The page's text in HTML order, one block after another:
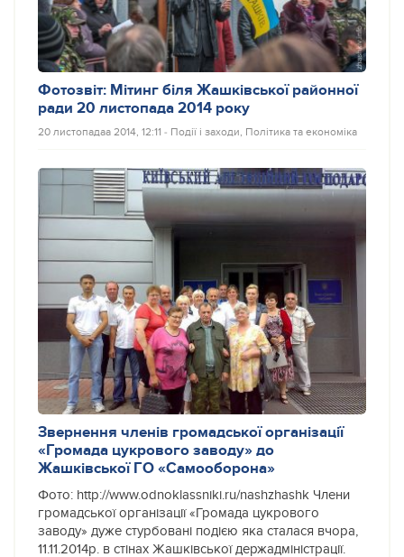
Фотозвіт: Мітинг біля Жашківської районної
ради 20 листопада 2014 року
20 листопадаа 2014, 12:11 ‐ Події і заходи Політика та економіка
Звернення членів громадської організації
«Громада цукрового заводу» до
Жашківської ГО «Самооборона»
Фото: http://www.odnoklassniki.ru/nashzhashk Члени
громадської організації «Громада цукрового
заводу» дуже стурбовані подією яка сталася вчора,
11.11.2014р. в стінах Жашківської держадміністрації.